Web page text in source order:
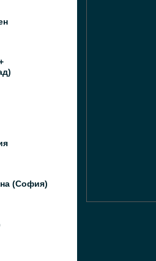
(София)